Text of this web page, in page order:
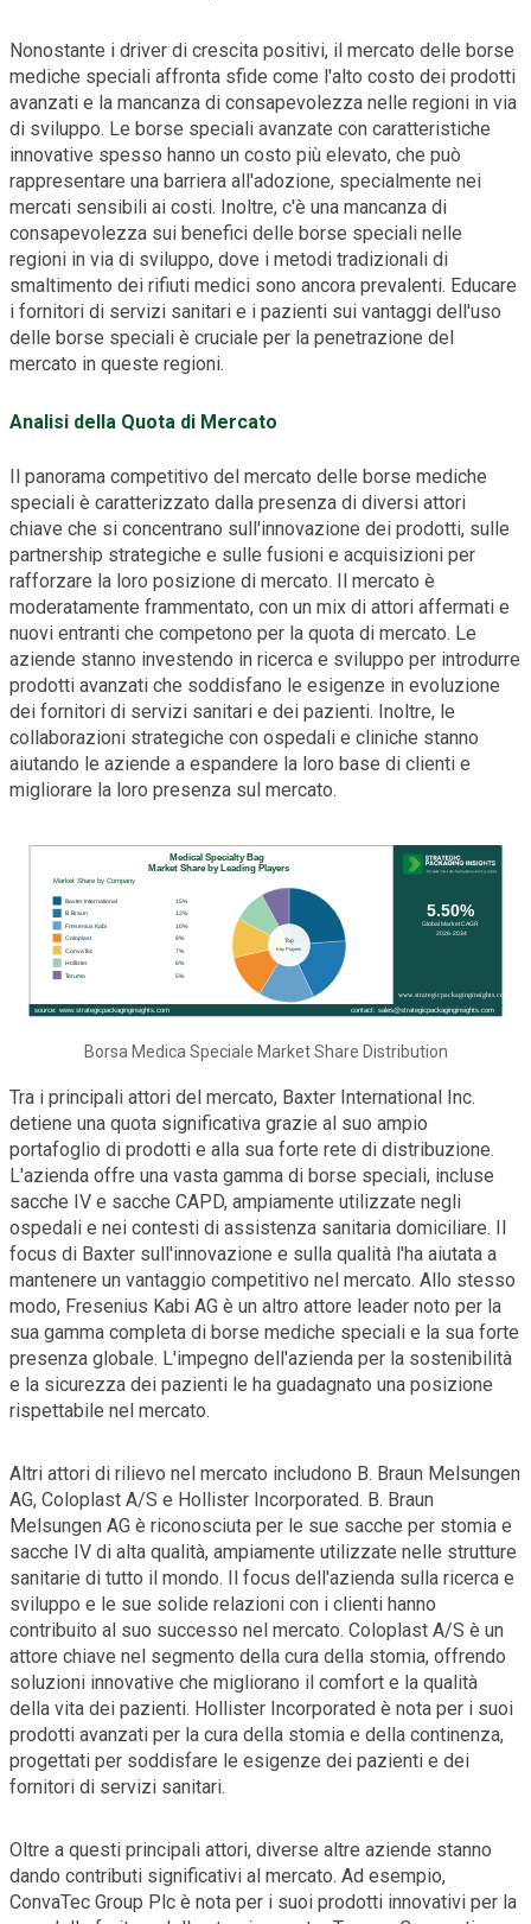
Nonostante i driver di crescita positivi, il mercato delle borse
mediche speciali affronta sfide come l'alto costo dei prodotti
avanzati e la mancanza di consapevolezza nelle regioni in via
di sviluppo. Le borse speciali avanzate con caratteristiche
innovative spesso hanno un costo più elevato, che può
rappresentare una barriera all'adozione, specialmente nei
mercati sensibili ai costi. Inoltre, c'è una mancanza di
consapevolezza sui benefici delle borse speciali nelle
regioni in via di sviluppo, dove i metodi tradizionali di
smaltimento dei rifiuti medici sono ancora prevalenti. Educare
i fornitori di servizi sanitari e i pazienti sui vantaggi dell'uso
delle borse speciali è cruciale per la penetrazione del
mercato in queste regioni.
Analisi della Quota di Mercato
Il panorama competitivo del mercato delle borse mediche
speciali è caratterizzato dalla presenza di diversi attori
chiave che si concentrano sull'innovazione dei prodotti, sulle
partnership strategiche e sulle fusioni e acquisizioni per
rafforzare la loro posizione di mercato. Il mercato è
moderatamente frammentato, con un mix di attori affermati e
nuovi entranti che competono per la quota di mercato. Le
aziende stanno investendo in ricerca e sviluppo per introdurre
prodotti avanzati che soddisfano le esigenze in evoluzione
dei fornitori di servizi sanitari e dei pazienti. Inoltre, le
collaborazioni strategiche con ospedali e cliniche stanno
aiutando le aziende a espandere la loro base di clienti e
migliorare la loro presenza sul mercato.
Borsa Medica Speciale Market Share Distribution
Tra i principali attori del mercato, Baxter International Inc.
detiene una quota significativa grazie al suo ampio
portafoglio di prodotti e alla sua forte rete di distribuzione.
L'azienda offre una vasta gamma di borse speciali, incluse
sacche IV e sacche CAPD, ampiamente utilizzate negli
ospedali e nei contesti di assistenza sanitaria domiciliare. Il
focus di Baxter sull'innovazione e sulla qualità l'ha aiutata a
mantenere un vantaggio competitivo nel mercato. Allo stesso
modo, Fresenius Kabi AG è un altro attore leader noto per la
sua gamma completa di borse mediche speciali e la sua forte
presenza globale. L'impegno dell'azienda per la sostenibilità
e la sicurezza dei pazienti le ha guadagnato una posizione
rispettabile nel mercato.
Altri attori di rilievo nel mercato includono B. Braun Melsungen
AG, Coloplast A/S e Hollister Incorporated. B. Braun
Melsungen AG è riconosciuta per le sue sacche per stomia e
sacche IV di alta qualità, ampiamente utilizzate nelle strutture
sanitarie di tutto il mondo. Il focus dell'azienda sulla ricerca e
sviluppo e le sue solide relazioni con i clienti hanno
contribuito al suo successo nel mercato. Coloplast A/S è un
attore chiave nel segmento della cura della stomia, offrendo
soluzioni innovative che migliorano il comfort e la qualità
della vita dei pazienti. Hollister Incorporated è nota per i suoi
prodotti avanzati per la cura della stomia e della continenza,
progettati per soddisfare le esigenze dei pazienti e dei
fornitori di servizi sanitari.
Oltre a questi principali attori, diverse altre aziende stanno
dando contributi significativi al mercato. Ad esempio,
ConvaTec Group Plc è nota per i suoi prodotti innovativi per la